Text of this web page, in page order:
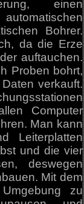
einen
Bohrer.
da die Erze
auftauchen.
Proben bohrt,
verkauft.
Computer
Man kann
Leiterplatten
und die vier
deswegen
Mit dem
zu